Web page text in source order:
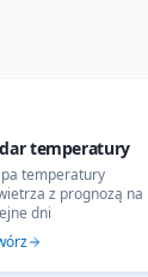
temperatury
temperatury
z prognozą na
dni